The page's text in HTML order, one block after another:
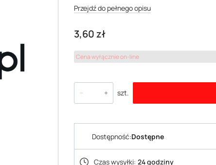
Przejdź do pełnego opisu
Cena
3,60 zł
Cena wyłącznie on-line
szt.
Dostępność:Dostępne
Czas wysyłki: 24 godziny